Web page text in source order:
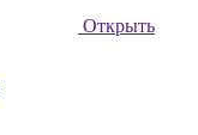
Открыть